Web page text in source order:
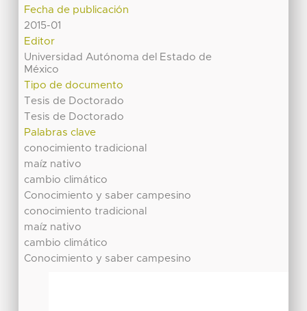
Fecha de publicación
2015-01
Editor
Universidad Autónoma del Estado de
México
Tipo de documento
Tesis de Doctorado
Tesis de Doctorado
Palabras clave
conocimiento tradicional
maíz nativo
cambio climático
Conocimiento y saber campesino
conocimiento tradicional
maíz nativo
cambio climático
Conocimiento y saber campesino